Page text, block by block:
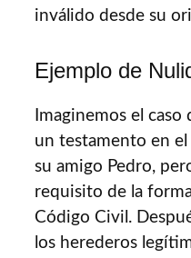
inválido desde su
Ejemplo de
Imaginemos el
un testamento en
su amigo Pedro,
requisito de la
Código Civil.
los herederos